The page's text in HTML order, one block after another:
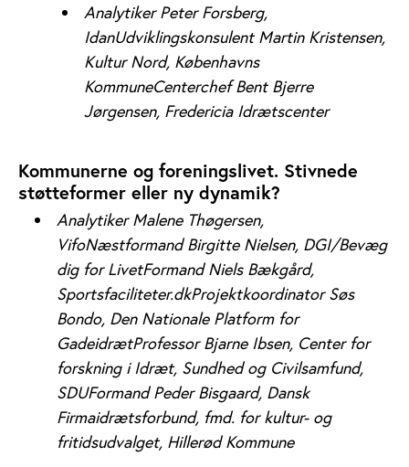
Analytiker Peter Forsberg,
IdanUdviklingskonsulent Martin Kristensen,
Kultur Nord, Københavns
KommuneCenterchef Bent Bjerre
Jørgensen, Fredericia Idrætscenter
Kommunerne og foreningslivet. Stivnede
støtteformer eller ny dynamik?
Analytiker Malene Thøgersen,
VifoNæstformand Birgitte Nielsen, DGI/Bevæg
dig for LivetFormand Niels Bækgård,
Sportsfaciliteter.dkProjektkoordinator Søs
Bondo, Den Nationale Platform for
GadeidrætProfessor Bjarne Ibsen, Center for
forskning i Idræt, Sundhed og Civilsamfund,
SDUFormand Peder Bisgaard, Dansk
Firmaidrætsforbund, fmd. for kultur- og
fritidsudvalget, Hillerød Kommune